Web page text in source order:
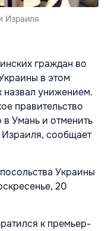
Израиля
граждан во
в этом
назвал унижением.
правительство
в Умань и отменить
сообщает
Украины
20
к премьер-